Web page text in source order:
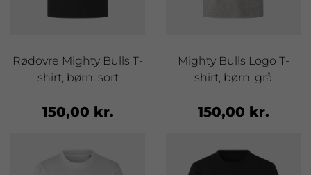
Rødovre Mighty Bulls T-
shirt, børn, sort
150,00 kr.
Mighty Bulls Logo T-
shirt, børn, grå
150,00 kr.